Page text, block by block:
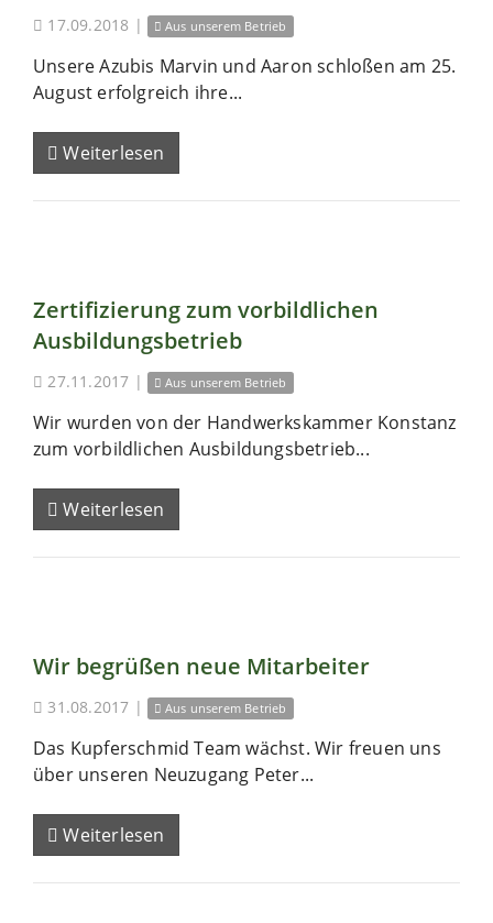
17.09.2018 | Aus unserem Betrieb
Unsere Azubis Marvin und Aaron schloßen am 25.
August erfolgreich ihre...
Weiterlesen
Zertifizierung zum vorbildlichen
Ausbildungsbetrieb
27.11.2017 | Aus unserem Betrieb
Wir wurden von der Handwerkskammer Konstanz
zum vorbildlichen Ausbildungsbetrieb...
Weiterlesen
Wir begrüßen neue Mitarbeiter
31.08.2017 | Aus unserem Betrieb
Das Kupferschmid Team wächst. Wir freuen uns
über unseren Neuzugang Peter...
Weiterlesen